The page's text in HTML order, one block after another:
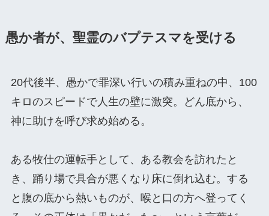
愚か者が、聖霊のバプテスマを受ける
20代後半、愚かで罪深い行いの積み重ねの中、100
キロのスピードで人生の壁に激突。どん底から、
神に助けを呼び求め始める。
ある牧仕の運転手として、ある教会を訪れたと
き、踊り場で具合が悪くなり床に倒れ込む。する
と腹の底から熱いものが、喉と口の方へ登ってく